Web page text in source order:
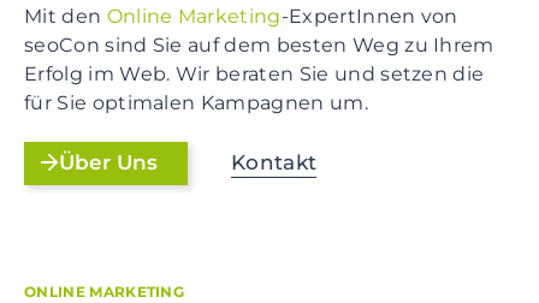
Mit den Online Marketing-ExpertInnen von
seoCon sind Sie auf dem besten Weg zu Ihrem
Erfolg im Web. Wir beraten Sie und setzen die
für Sie optimalen Kampagnen um.
Über Uns Kontakt
ONLINE MARKETING